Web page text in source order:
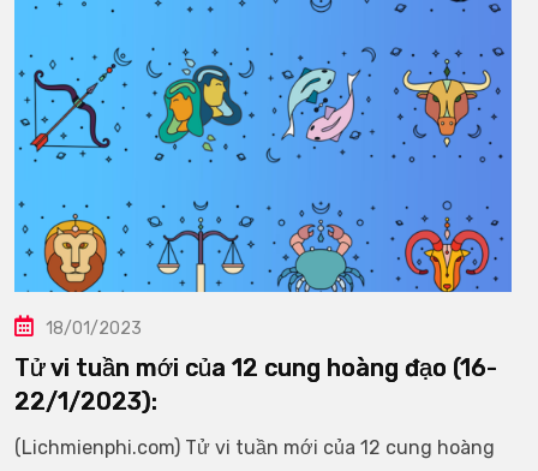
18/01/2023
Tử vi tuần mới của 12 cung hoàng đạo (16-
22/1/2023):
(Lichmienphi.com) Tử vi tuần mới của 12 cung hoàng